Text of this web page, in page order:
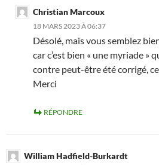
Christian Marcoux
18 MARS 2023 À 06:37
Désolé, mais vous semblez
car c’est bien « une myriade »
contre peut-être été corrigé,
Merci
RÉPONDRE
William Hadfield-Burkardt